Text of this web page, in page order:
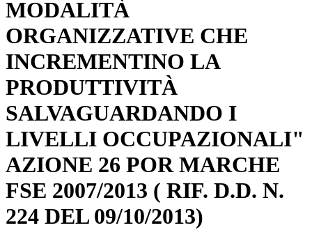
MODALITÀ
ORGANIZZATIVE CHE
INCREMENTINO LA
PRODUTTIVITÀ
SALVAGUARDANDO I
LIVELLI OCCUPAZIONALI"
AZIONE 26 POR MARCHE
FSE 2007/2013 ( RIF. D.D. N.
224 DEL 09/10/2013)